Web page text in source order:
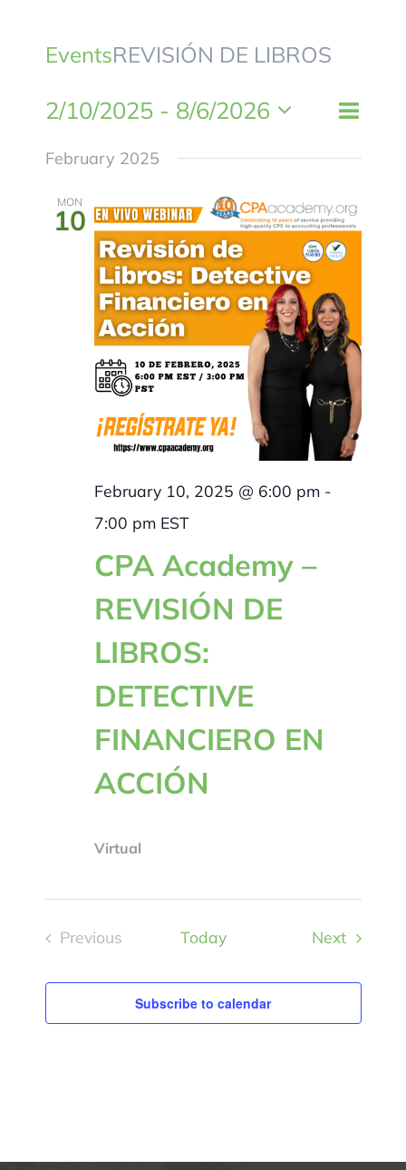
EventsREVISIÓN DE LIBROS
Views
Event
List
2/10/2025 - 8/6/2026
Select
date.
February 2025
MON
10
February 10, 2025 @ 6:00 pm-
7:00 pm EST
CPA Academy –
REVISIÓN DE
LIBROS:
DETECTIVE
FINANCIERO EN
ACCIÓN
Virtual
Previous
Today NextEvents
Subscribe to calendar